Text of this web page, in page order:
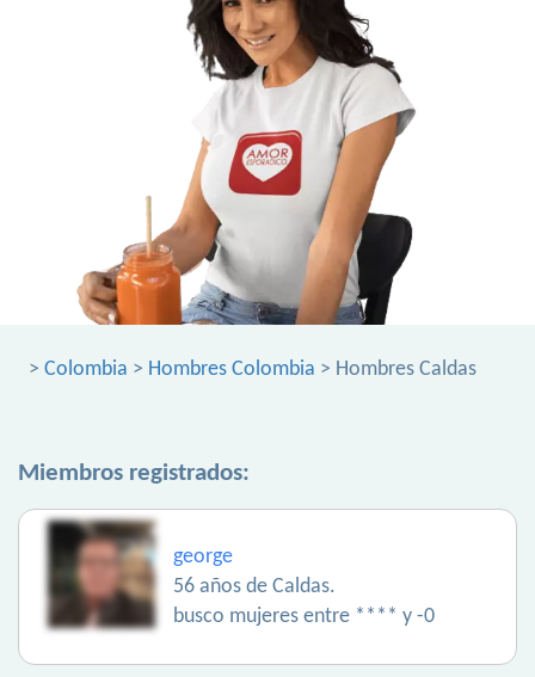
> Colombia > Hombres Colombia > Hombres Caldas
Miembros registrados:
george
56 años de Caldas.
busco mujeres entre **** y -0